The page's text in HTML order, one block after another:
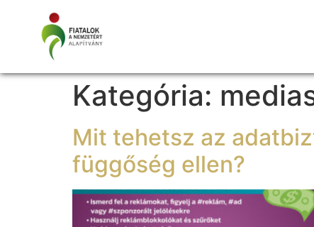
Kategória:
Mit tehetsz az
függőség ellen?